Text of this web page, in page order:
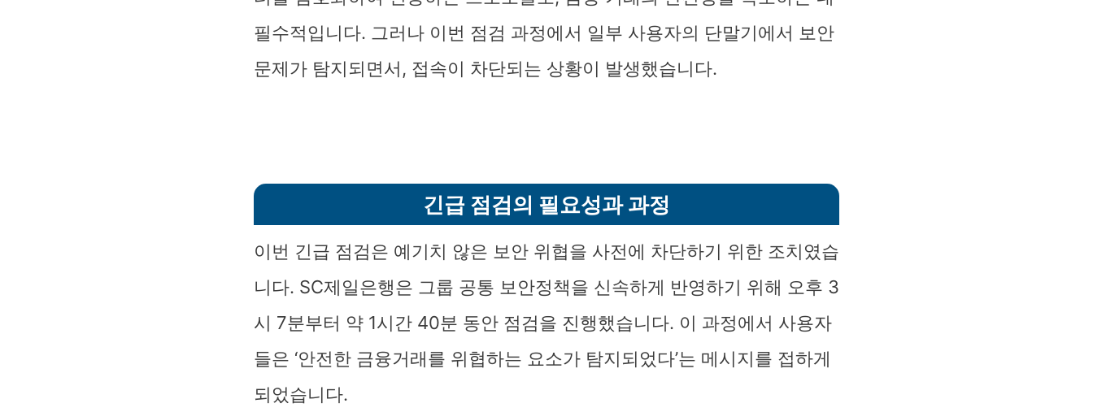
필수적입니다. 그러나 이번 점검 과정에서 일부 사용자의 단말기에서 보안
문제가 탐지되면서, 접속이 차단되는 상황이 발생했습니다.
긴급 점검의 필요성과 과정
이번 긴급 점검은 예기치 않은 보안 위협을 사전에 차단하기 위한 조치였습
니다. SC제일은행은 그룹 공통 보안정책을 신속하게 반영하기 위해 오후 3
시 7분부터 약 1시간 40분 동안 점검을 진행했습니다. 이 과정에서 사용자
들은 ‘안전한 금융거래를 위협하는 요소가 탐지되었다’는 메시지를 접하게
되었습니다.